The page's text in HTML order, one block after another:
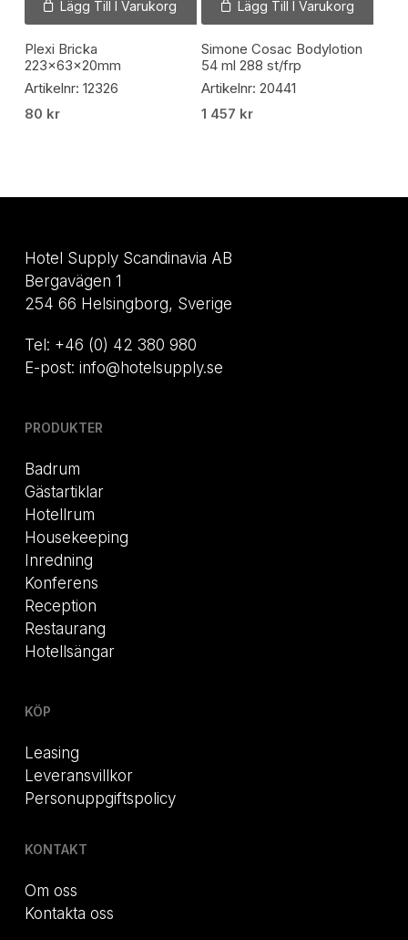
Lägg Till I Varukorg
Plexi Bricka
223x63x20mm
Artikelnr: 12326
80 kr
Lägg Till I Varukorg
Simone Cosac Bodylotion
54 ml 288 st/frp
Artikelnr: 20441
1 457 kr
Hotel Supply Scandinavia AB
Bergavägen 1
254 66 Helsingborg, Sverige
Tel: +46 (0) 42 380 980
E-post: info@hotelsupply.se
PRODUKTER
Badrum
Gästartiklar
Hotellrum
Housekeeping
Inredning
Konferens
Reception
Restaurang
Hotellsängar
KÖP
Leasing
Leveransvillkor
Personuppgiftspolicy
KONTAKT
Om oss
Kontakta oss